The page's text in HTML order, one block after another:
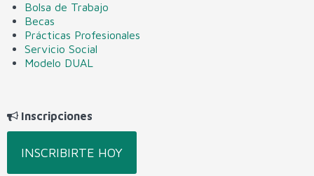
Bolsa de Trabajo
Becas
Prácticas Profesionales
Servicio Social
Modelo DUAL
Inscripciones
INSCRIBIRTE HOY